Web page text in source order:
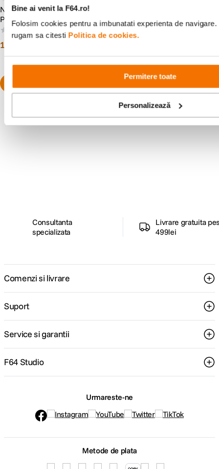
Bine ai venit la F64.ro!
Folosim cookies pentru a imbunatati experienta de
rugam sa citesti Politica de cookies.
Permitere toate
Personalizează
Nisi Capac Fata Filtru JetMag
Pro 82 mm
179
67mm
Consultanta
specializata
Livrare gratuita
499lei
Comenzi si livrare
Suport
Service si garantii
F64 Studio
Urmareste-ne
Metode de plata